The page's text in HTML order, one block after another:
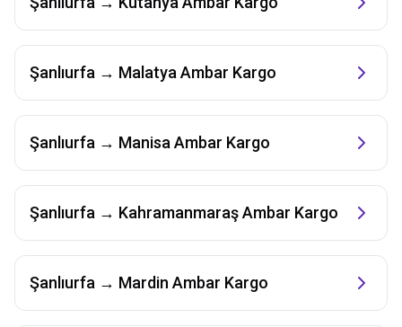
Şanlıurfa → Malatya Ambar Kargo
Şanlıurfa → Manisa Ambar Kargo
Şanlıurfa → KahramanmaraşAmbar Kargo
Şanlıurfa → Mardin Ambar Kargo